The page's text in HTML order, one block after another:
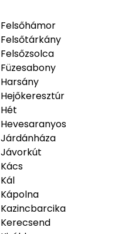
Felsőhámor
Felsőtárkány
Felsőzsolca
Füzesabony
Harsány
Hejőkeresztúr
Hét
Hevesaranyos
Járdánháza
Jávorkút
Kács
Kál
Kápolna
Kazincbarcika
Kerecsend